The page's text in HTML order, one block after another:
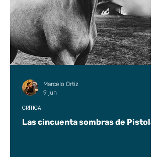
Las cincuenta sombras de Pistolas
CRÍTICA
Marcelo Ortiz
9 jun